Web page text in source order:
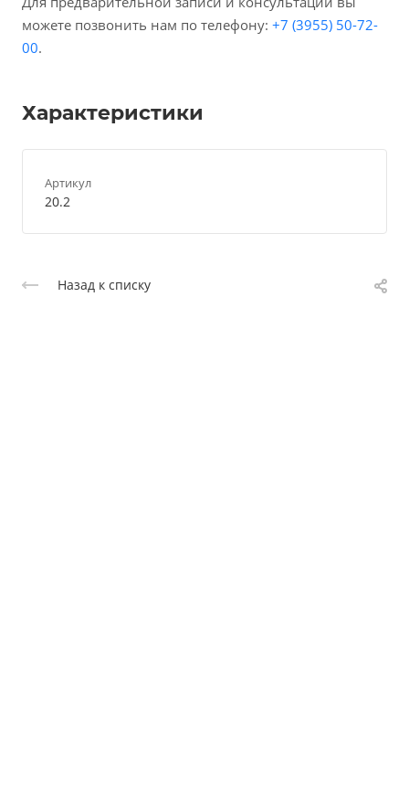
можете позвонить нам по телефону: +7 (3955) 50-72-
00.
Характеристики
Артикул
20.2
Назад к списку